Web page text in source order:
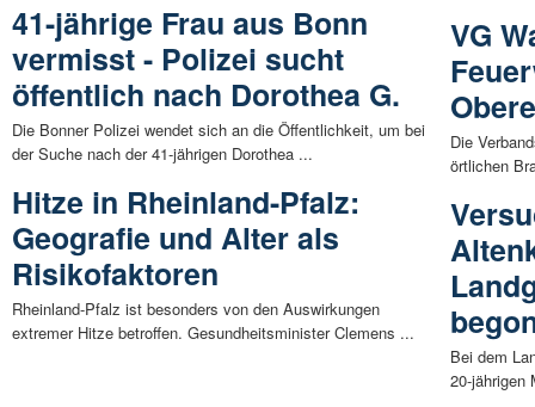
41-jährige Frau aus Bonn
vermisst - Polizei sucht
öffentlich nach Dorothea G.
Die Bonner Polizei wendet sich an die Öffentlichkeit, um bei
der Suche nach der 41-jährigen Dorothea ...
Hitze in Rheinland-Pfalz:
Geografie und Alter als
Risikofaktoren
Rheinland-Pfalz ist besonders von den Auswirkungen
extremer Hitze betroffen. Gesundheitsminister Clemens ...
VG
Die
örtlichen
Bei dem
20-jährigen